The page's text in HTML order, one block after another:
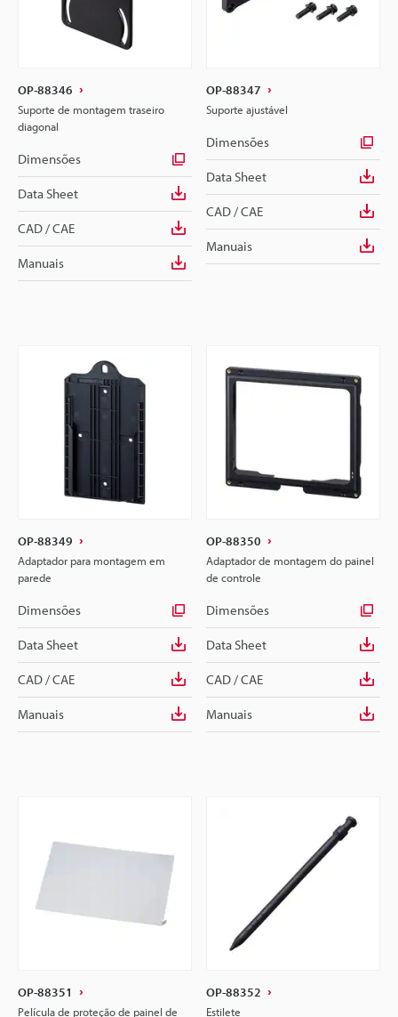
OP-88346
Suporte de montagem traseiro
diagonal
Dimensões
Data Sheet
CAD / CAE
Manuais
OP-88347
Suporte ajustável
Dimensões
Data Sheet
CAD / CAE
Manuais
OP-88349
Adaptador para montagem em
parede
Dimensões
Data Sheet
CAD / CAE
Manuais
OP-88350
Adaptador de montagem do painel
de controle
Dimensões
Data Sheet
CAD / CAE
Manuais
OP-88351
Película de proteção de painel de
OP-88352
Estilete